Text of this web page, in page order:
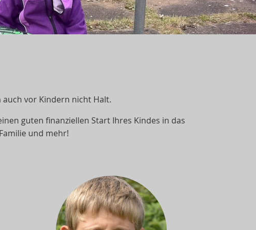
vor Kindern nicht Halt.
guten finanziellen Start Ihres Kindes in das
und mehr!